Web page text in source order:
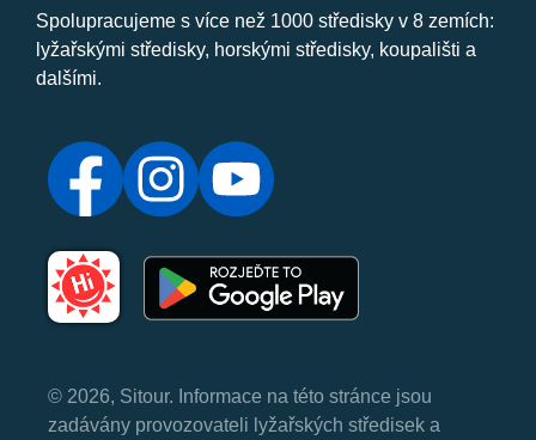
Spolupracujeme s více než 1000 středisky v 8 zemích:
lyžařskými středisky, horskými středisky, koupališti a
dalšími.
© 2026, Sitour. Informace na této stránce jsou
zadávány provozovateli lyžařských středisek a